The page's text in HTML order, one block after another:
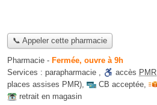
📞 Appeler cette pharmacie
Pharmacie - Fermée, ouvre à 9h
Services : parapharmacie , accès PMR
places assises PMR), CB acceptée,
retrait en magasin